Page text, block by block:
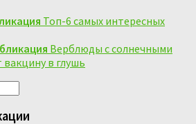
Топ-6 самых интересных
Верблюды с солнечными
вакцину в глушь